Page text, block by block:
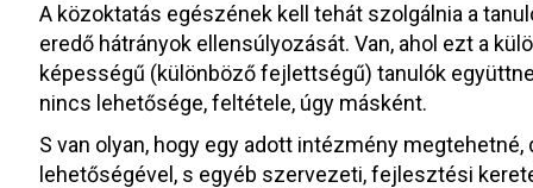
A közoktatás egészének kell tehát szolgálnia a
eredő hátrányok ellensúlyozását. Van, ahol ezt a
képességű (különböző fejlettségű) tanulók
nincs lehetősége, feltétele, úgy másként.
S van olyan, hogy egy adott intézmény
lehetőségével, s egyéb szervezeti, fejlesztési